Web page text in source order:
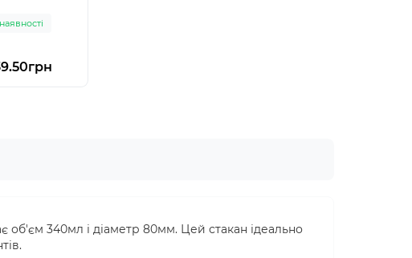
340мл і діаметр 80мм. Цей стакан ідеально